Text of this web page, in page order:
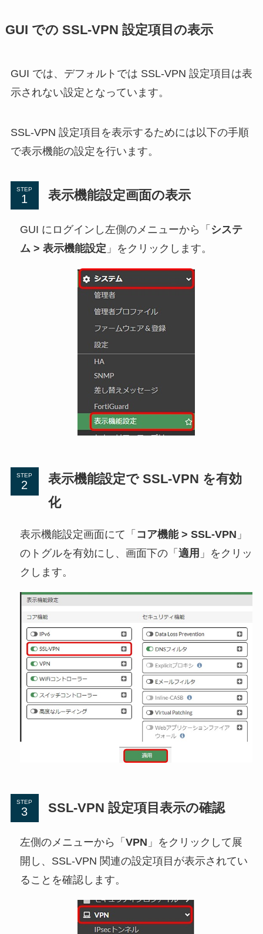
GUI での SSL-VPN 設定項目の表示
GUI では、デフォルトでは SSL-VPN 設定項目は表
示されない設定となっています。
SSL-VPN 設定項目を表示するためには以下の手順
で表示機能の設定を行います。
STEP 表示機能設定画面の表示
GUI にログインし左側のメニューから「 システ
ム > 表示機能設定 」をクリックします。
STEP
表示機能設定で SSL-VPN を有効
化
表示機能設定画面にて「 コア機能 > SSL-VPN 」
のトグルを有効にし、画面下の「 適用 」をクリッ
クします。
STEP SSL-VPN 設定項目表示の確認
左側のメニューから「 VPN 」をクリックして展
開し、SSL-VPN 関連の設定項目が表示されてい
ることを確認します。